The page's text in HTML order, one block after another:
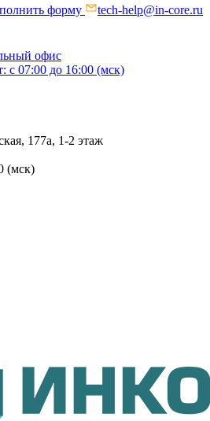
форму
tech-help@in-core.ru
офис
с 07:00 до 16:00 (мск)
177а, ​1-2 этаж
(мск)